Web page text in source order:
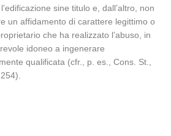
sine titulo e, dall’altro, non
un affidamento di carattere legittimo o
che ha realizzato l’abuso, in
idoneo a ingenerare
qualificata (cfr., p. es., Cons. St.,